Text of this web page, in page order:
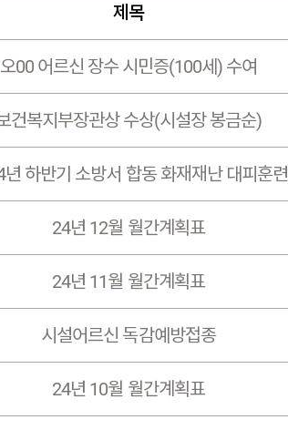
제목
오00 어르신 장수 시민증(100세) 수여
건복지부장관상 수상(시설장 봉금순)
하반기 소방서 합동 화재재난 대피훈련
24년 12월 월간계획표
24년 11월 월간계획표
시설어르신 독감예방접종
24년 10월 월간계획표